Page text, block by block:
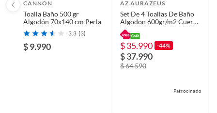
remanufacturados o con alguna deficiencia, que sean
Alimentos, bebidas, medicamentos, suplementos alimenticios,
Pinturas de un color a solicitud.
Plantas.
CANNON
Toalla Baño 500 gr
Algodón 70x140 cm Perla
3.3 (3)
$ 9.990
AZ AURAZEUS
Set De 4 Toallas De Baño
Algodon 600gr/m2 Cuerpo
Mano Grande Az Gris
$ 35.990 -44%
$ 37.990
$ 64.590
Patrocinado